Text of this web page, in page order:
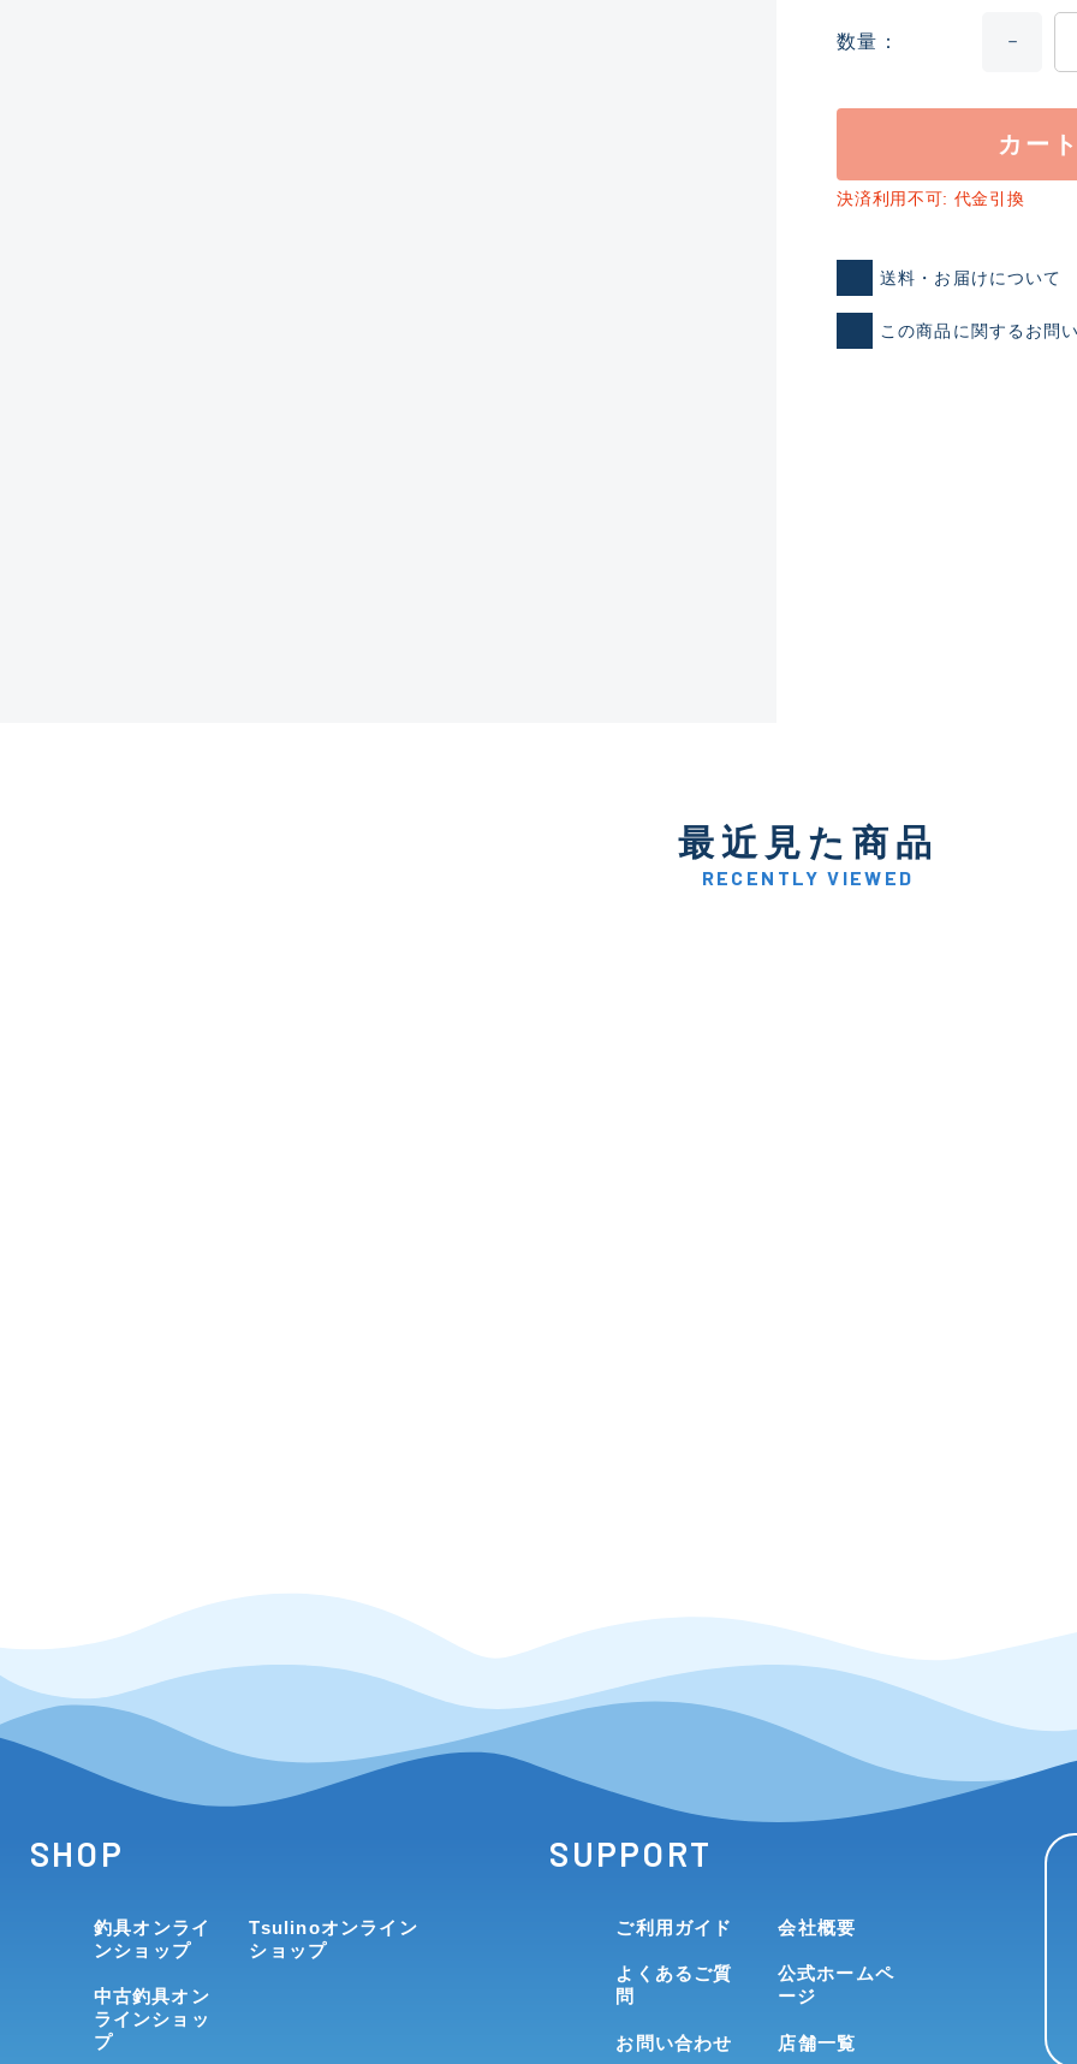
ランクとは？
新古品（メーカー問屋から
C-
かなり使用感があり、全体
い品
数量
カー
決済利用不可: 代金引換
送料・お届けについて
この商品に関するお問
最近見た商品
RECENTLY VIEWED
SHOP
釣具オンライ
ンショップ
中古釣具オン
ラインショッ
プ
Tsulinoオンライン
ショップ
SUPPORT
ご利用ガイド
よくあるご質
問
お問い合わせ
会社概要
公式ホームペ
ージ
店舗一覧